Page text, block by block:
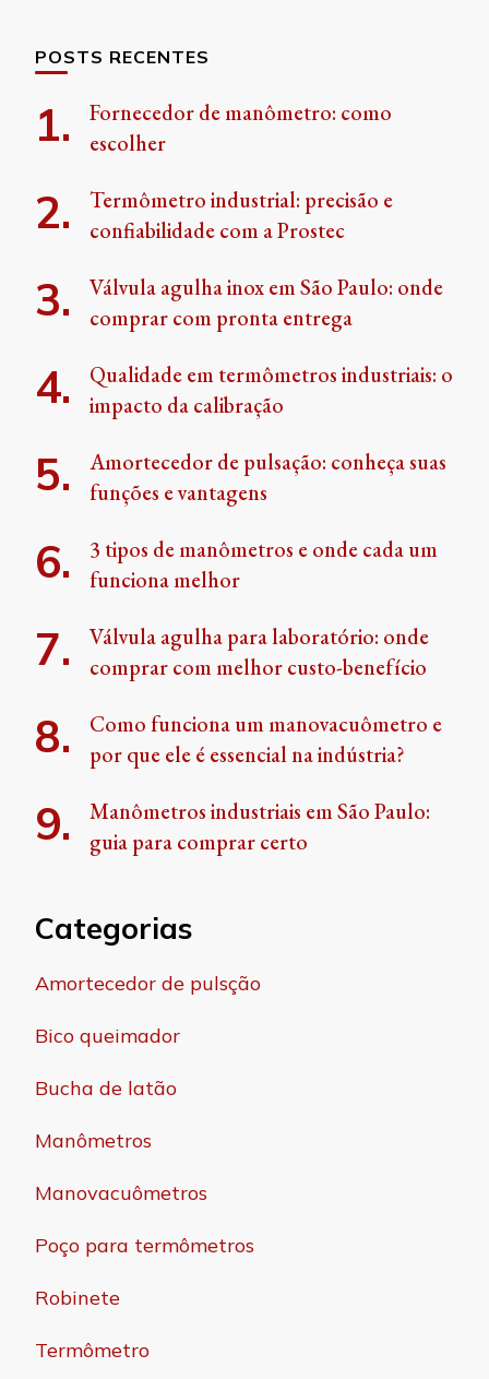
POSTS RECENTES
Fornecedor de manômetro: como
escolher
Termômetro industrial: precisão e
confiabilidade com a Prostec
Válvula agulha inox em São Paulo: onde
comprar com pronta entrega
Qualidade em termômetros industriais: o
impacto da calibração
Amortecedor de pulsação: conheça suas
funções e vantagens
3 tipos de manômetros e onde cada um
funciona melhor
Válvula agulha para laboratório: onde
comprar com melhor custo-benefício
Como funciona um manovacuômetro e
por que ele é essencial na indústria?
Manômetros industriais em São Paulo:
guia para comprar certo
Categorias
Amortecedor de pulsção
Bico queimador
Bucha de latão
Manômetros
Manovacuômetros
Poço para termômetros
Robinete
Termômetro